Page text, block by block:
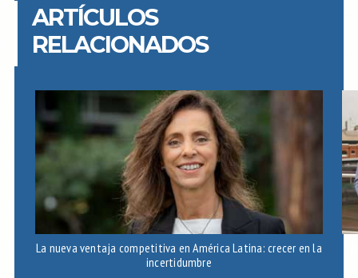
ARTÍCULOS
RELACIONADOS
La nueva ventaja competitiva en América Latina: crecer en la
incertidumbre